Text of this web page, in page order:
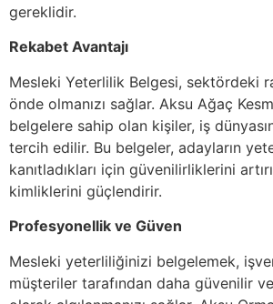
gereklidir.
Rekabet Avantajı
Mesleki Yeterlilik Belgesi, sektördeki
önde olmanızı sağlar. Aksu Ağaç
belgelere sahip olan kişiler, iş
tercih edilir. Bu belgeler, adayların
kanıtladıkları için güvenilirliklerini
kimliklerini güçlendirir.
Profesyonellik ve Güven
Mesleki yeterliliğinizi belgelemek,
müşteriler tarafından daha güvenilir